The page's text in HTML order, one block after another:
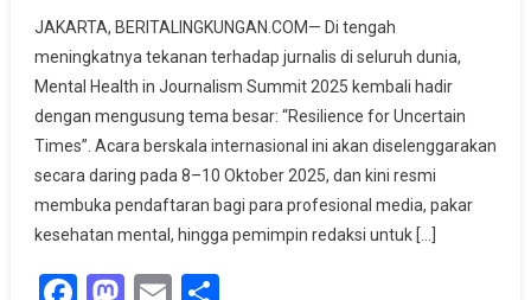
Health
In
Journalism
Summit
2025
Buka
Pendaftaran
Proposal
JAKARTA, BERITALINGKUNGAN.COM— Di tengah
meningkatnya tekanan terhadap jurnalis di seluruh dunia,
Mental Health in Journalism Summit 2025 kembali hadir
dengan mengusung tema besar: “Resilience for Uncertain
Times”. Acara berskala internasional ini akan diselenggarakan
secara daring pada 8–10 Oktober 2025, dan kini resmi
membuka pendaftaran bagi para profesional media, pakar
kesehatan mental, hingga pemimpin redaksi untuk […]